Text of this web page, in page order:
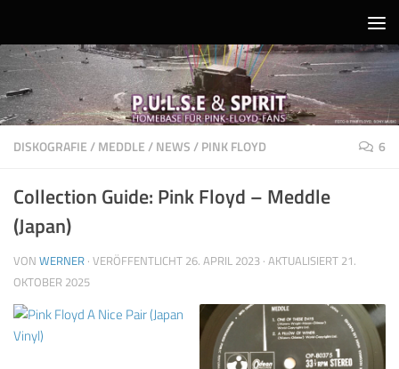
DISKOGRAFIE/MEDDLE/NEWS/PINK FLOYD 6
Collection Guide: Pink Floyd – Meddle
(Japan)
VON WERNER · VERÖFFENTLICHT 26. APRIL 2023 · AKTUALISIERT 21.
OKTOBER 2025